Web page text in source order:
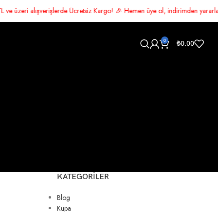
Kargo! 🎉 Hemen üye ol, indirimden yararlan 🛍️ Şimdi alışveriş
0 ₺0.00
KATEGORILER
Blog
Kupa